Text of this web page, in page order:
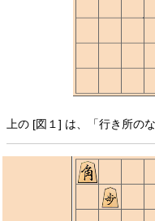
上の [図１] は、「行き所の